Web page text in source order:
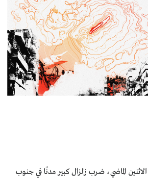
4:17 فجر الاثنين الماضي، ضرب زلزال كبير مدنًا في جنوب